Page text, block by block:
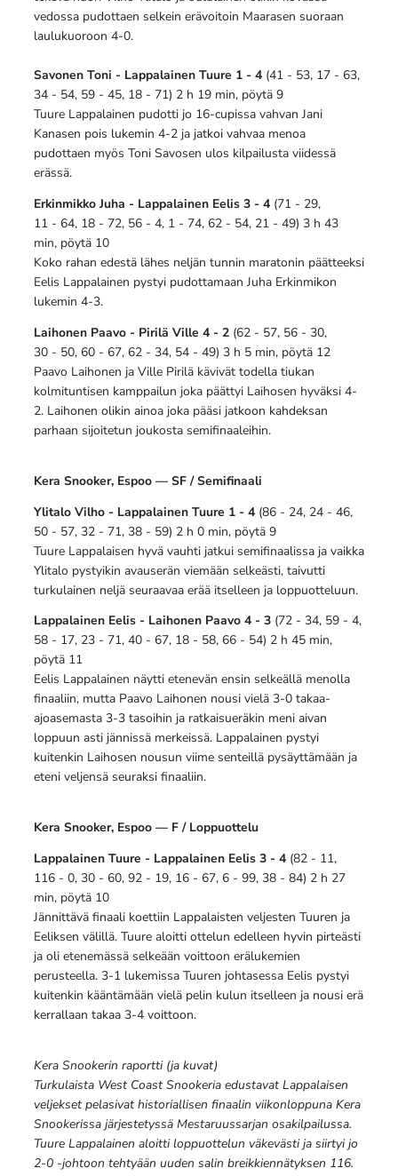
vedossa pudottaen selkein erävoitoin Maarasen suoraan
laulukuoroon 4-0.
Savonen Toni - Lappalainen Tuure 1 - 4 (41 - 53, 17 - 63,
34 - 54, 59 - 45, 18 - 71) 2 h 19 min, pöytä 9
Tuure Lappalainen pudotti jo 16-cupissa vahvan Jani
Kanasen pois lukemin 4-2 ja jatkoi vahvaa menoa
pudottaen myös Toni Savosen ulos kilpailusta viidessä
erässä.
Erkinmikko Juha - Lappalainen Eelis 3 - 4 (71 - 29,
11 - 64, 18 - 72, 56 - 4, 1 - 74, 62 - 54, 21 - 49) 3 h 43
min, pöytä 10
Koko rahan edestä lähes neljän tunnin maratonin päätteeksi
Eelis Lappalainen pystyi pudottamaan Juha Erkinmikon
lukemin 4-3.
Laihonen Paavo - Pirilä Ville 4 - 2 (62 - 57, 56 - 30,
30 - 50, 60 - 67, 62 - 34, 54 - 49) 3 h 5 min, pöytä 12
Paavo Laihonen ja Ville Pirilä kävivät todella tiukan
kolmituntisen kamppailun joka päättyi Laihosen hyväksi 4-
2. Laihonen olikin ainoa joka pääsi jatkoon kahdeksan
parhaan sijoitetun joukosta semifinaaleihin.
Kera Snooker, Espoo — SF / Semifinaali
Ylitalo Vilho - Lappalainen Tuure 1 - 4 (86 - 24, 24 - 46,
50 - 57, 32 - 71, 38 - 59) 2 h 0 min, pöytä 9
Tuure Lappalaisen hyvä vauhti jatkui semifinaalissa ja vaikka
Ylitalo pystyikin avauserän viemään selkeästi, taivutti
turkulainen neljä seuraavaa erää itselleen ja loppuotteluun.
Lappalainen Eelis - Laihonen Paavo 4 - 3 (72 - 34, 59 - 4,
58 - 17, 23 - 71, 40 - 67, 18 - 58, 66 - 54) 2 h 45 min,
pöytä 11
Eelis Lappalainen näytti etenevän ensin selkeällä menolla
finaaliin, mutta Paavo Laihonen nousi vielä 3-0 takaa-
ajoasemasta 3-3 tasoihin ja ratkaisueräkin meni aivan
loppuun asti jännissä merkeissä. Lappalainen pystyi
kuitenkin Laihosen nousun viime senteillä pysäyttämään ja
eteni veljensä seuraksi finaaliin.
Kera Snooker, Espoo — F / Loppuottelu
Lappalainen Tuure - Lappalainen Eelis 3 - 4 (82 - 11,
116 - 0, 30 - 60, 92 - 19, 16 - 67, 6 - 99, 38 - 84) 2 h 27
min, pöytä 10
Jännittävä finaali koettiin Lappalaisten veljesten Tuuren ja
Eeliksen välillä. Tuure aloitti ottelun edelleen hyvin pirteästi
ja oli etenemässä selkeään voittoon erälukemien
perusteella. 3-1 lukemissa Tuuren johtasessa Eelis pystyi
kuitenkin kääntämään vielä pelin kulun itselleen ja nousi erä
kerrallaan takaa 3-4 voittoon.
Kera Snookerin raportti (ja kuvat)
Turkulaista West Coast Snookeria edustavat Lappalaisen
veljekset pelasivat historiallisen finaalin viikonloppuna Kera
Snookerissa järjestetyssä Mestaruussarjan osakilpailussa.
Tuure Lappalainen aloitti loppuottelun väkevästi ja siirtyi jo
2-0 -johtoon tehtyään uuden salin breikkiennätyksen 116.